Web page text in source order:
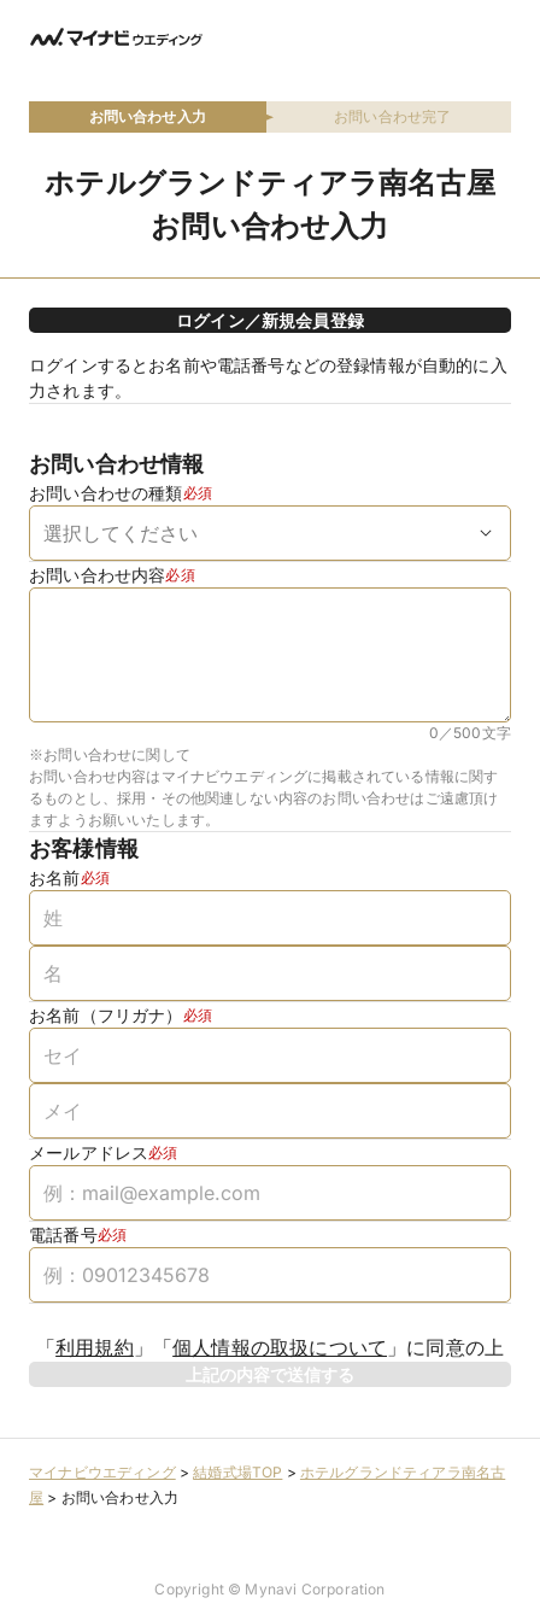
お問い合わせ入力 お問い合わせ完了
ホテルグランドティアラ南名古屋
お問い合わせ入力
ログイン／新規会員登録
ログインするとお名前や電話番号などの登録情報が自動的に入
力されます。
お問い合わせ情報
お問い合わせの種類必須
お問い合わせ内容必須
0／500文字
※お問い合わせに関して
お問い合わせ内容はマイナビウエディングに掲載されている情報に関す
るものとし、採用・その他関連しない内容のお問い合わせはご遠慮頂け
ますようお願いいたします。
お客様情報
お名前必須
お名前（フリガナ） 必須
メールアドレス 必須
電話番号必須
「利用規約 」 「個人情報の取扱について 」 に同意の上
上記の内容で送信する
マイナビウエディング>結婚式場TOP > ホテルグランドティアラ南名古
屋 > お問い合わせ入力
Copyright © Mynavi Corporation